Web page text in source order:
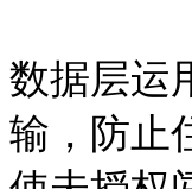
数据层运
输，防止